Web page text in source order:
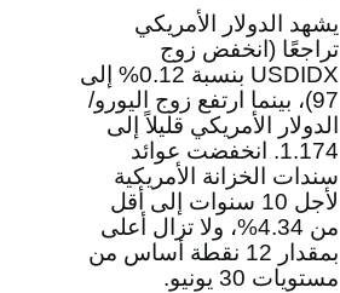
يشهد الدولار الأمريكي
تراجعًا (انخفض زوج
USDIDX
بنسبة 0.12% إلى
97)، بينما ارتفع زوج اليورو/
الدولار الأمريكي قليلاً إلى
1.174. انخفضت عوائد
سندات الخزانة الأمريكية
لأجل 10 سنوات إلى أقل
من 4.34%، ولا تزال أعلى
بمقدار 12 نقطة أساس من
مستويات 30 يونيو.